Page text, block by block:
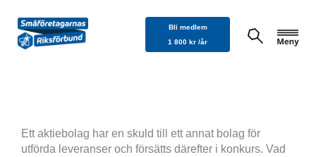
innehåll
Bli medlem
1 800 kr /år
Ett aktiebolag har en skuld till ett annat bolag för
utförda leveranser och försätts därefter i konkurs. Vad